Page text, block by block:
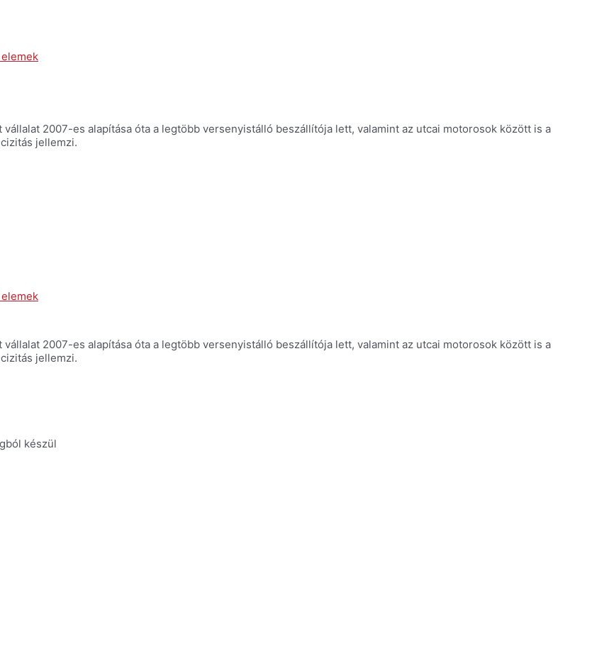
2007-es alapítása óta a legtöbb versenyistálló beszállítója lett, valamint az utcai motorosok között is a
jellemzi.
2007-es alapítása óta a legtöbb versenyistálló beszállítója lett, valamint az utcai motorosok között is a
jellemzi.
készül